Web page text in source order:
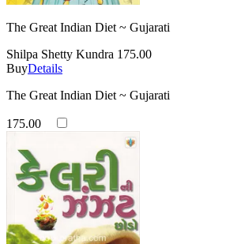
The Great Indian Diet ~ Gujarati
Shilpa Shetty Kundra 175.00
BuyDetails
The Great Indian Diet ~ Gujarati
175.00